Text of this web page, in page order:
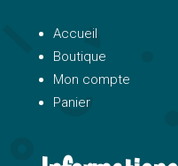
Accueil
Boutique
Mon compte
Panier